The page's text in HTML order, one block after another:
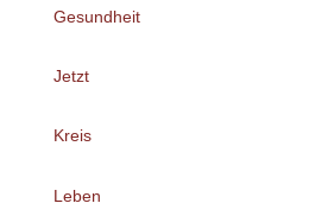
Gesundheit
Jetzt
Kreis
Leben